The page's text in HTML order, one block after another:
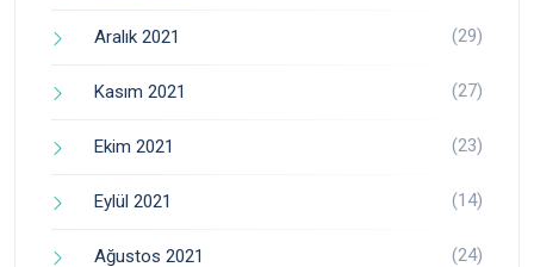
Aralık 2021 (29)
Kasım 2021 (27)
Ekim 2021 (23)
Eylül 2021 (14)
Ağustos 2021 (24)